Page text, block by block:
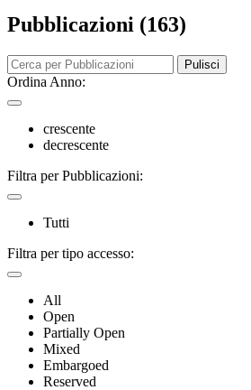
Pubblicazioni (163)
Pulisci
Ordina Anno:
crescente
decrescente
Filtra per Pubblicazioni:
Tutti
Filtra per tipo accesso:
All
Open
Partially Open
Mixed
Embargoed
Reserved